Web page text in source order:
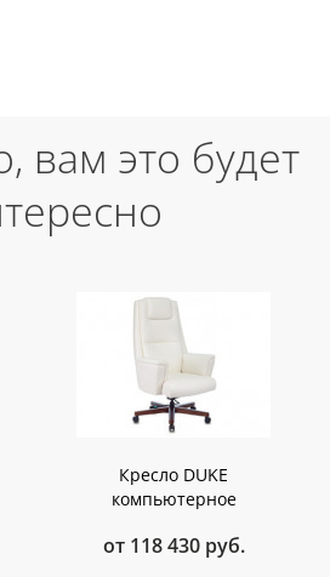
вам это будет
Кресло DUKE
компьютерное
от 118 430 руб.